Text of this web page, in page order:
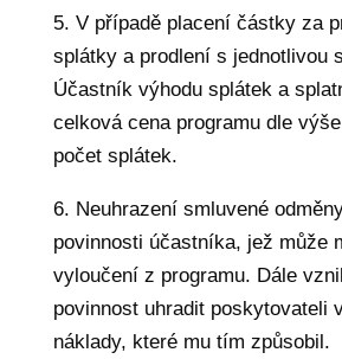
5. V případě placení částky za
splátky a prodlení s jednotlivou
Účastník výhodu splátek a
celková cena programu dle
počet splátek.
6. Neuhrazení smluvené
povinnosti účastníka, jež může
vyloučení z programu. Dále
povinnost uhradit poskytovateli
náklady, které mu tím způsobil.